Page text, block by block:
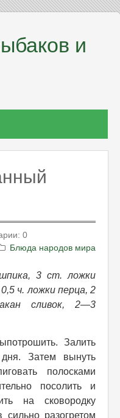
и
0
Блюда народов мира
3 ст. ложки
ч. ложки перца, 2
сливок, 2—3
Залить
Затем вынуть
полосками
посолить и
на сковородку
разогретом